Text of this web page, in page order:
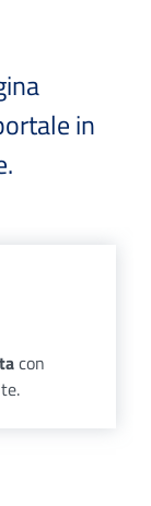
in
con